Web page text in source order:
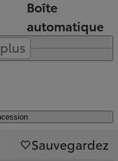
Boîte
automatique
Sauvegardez